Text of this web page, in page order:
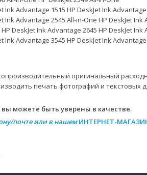
Ink Advantage 1515 HP DeskJet Ink
Ink Advantage 2545 All-in-One HP DeskJet
DeskJet Ink Advantage 2645 HP DeskJet Ink
Ink Advantage 3545 HP DeskJet Ink
оригинальный
печать фотографий и текстовых
можете быть уверены в качестве.
почте или в нашемИНТЕРНЕТ-